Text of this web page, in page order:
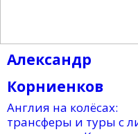
Александр
Корниенков
Англия на колёсах:
трансферы и туры с